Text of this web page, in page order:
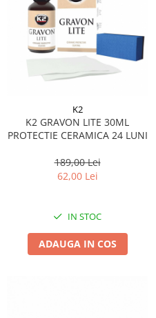
K2
K2 GRAVON LITE 30ML
PROTECTIE CERAMICA 24 LUNI
189,00 Lei
62,00 Lei
IN STOC
ADAUGA IN COS